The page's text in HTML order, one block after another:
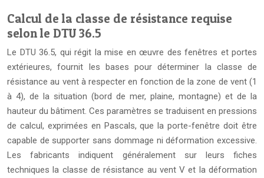
Calcul de la classe de résistance requise
selon le DTU 36.5
Le DTU 36.5, qui régit la mise en œuvre des fenêtres et portes
extérieures, fournit les bases pour déterminer la classe de
résistance au vent à respecter en fonction de la zone de vent (1
à 4), de la situation (bord de mer, plaine, montagne) et de la
hauteur du bâtiment. Ces paramètres se traduisent en pressions
de calcul, exprimées en Pascals, que la porte-fenêtre doit être
capable de supporter sans dommage ni déformation excessive.
Les fabricants indiquent généralement sur leurs fiches
techniques la classe de résistance au vent V et la déformation